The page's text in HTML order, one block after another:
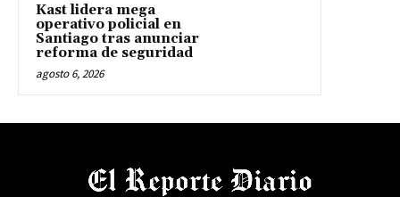
Kast lidera mega
operativo policial en
Santiago tras anunciar
reforma de seguridad
agosto 6, 2026